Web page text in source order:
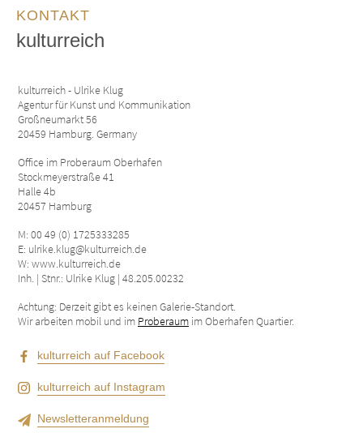
KONTAKT
kulturreich
kulturreich - Ulrike Klug
Agentur für Kunst und Kommunikation
Großneumarkt 56
20459 Hamburg. Germany
Office im Proberaum Oberhafen
Stockmeyerstraße 41
Halle 4b
20457 Hamburg
M: 00 49 (0) 1725333285
E: ulrike.klug@kulturreich.de
W: www.kulturreich.de
Inh. | Stnr.: Ulrike Klug | 48.205.00232
Achtung: Derzeit gibt es keinen Galerie-Standort.
Wir arbeiten mobil und im Proberaum im Oberhafen Quartier.
kulturreich auf Facebook
kulturreich auf Instagram
Newsletteranmeldung